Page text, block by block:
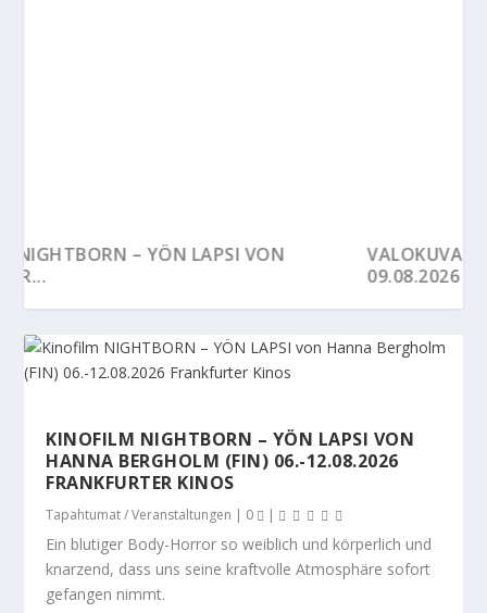
VALOKUVATAITEILIJA SANNA KANNISTO BIS
KESÄKAHVILA 15.08.2026 FRANKFURT
HOPPELIGEN 26.08.2026 FRANKFURT
KÄVELE NAISELLE AMMATTI 06.09.2026
TRIO YLVA HARU FOLK-POP KONZERT
DIGITREFFIT 15.09.2026 FRANKFURT
CHILINKASVATTAJIEN
KINOFILM NIGHTBORN – YÖN LAPSI VON
HANNA BERGHOLM (FIN) 06.-12.08.2026
FRANKFURTER KINOS
Tapahtumat / Veranstaltungen | 0 |
Ein blutiger Body-Horror so weiblich und körperlich und
knarzend, dass uns seine kraftvolle Atmosphäre sofort
gefangen nimmt.